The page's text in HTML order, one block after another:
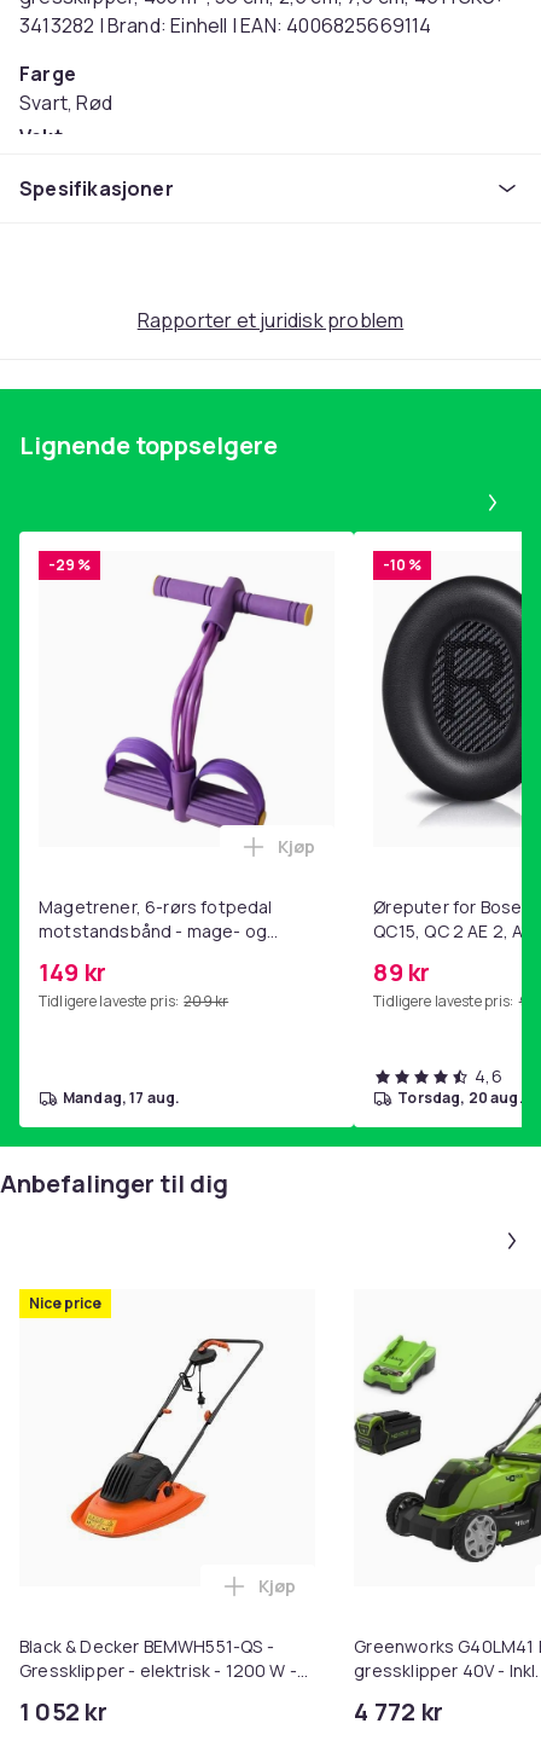
3413282 | Brand: Einhell | EAN: 4006825669114
Farge
Svart, Rød
Vekt
Artikkel nr.
Spesifikasjoner
Rapporter et juridisk problem
Lignende toppselgere
-29 %
Magetrener, 6-rørs fotpedal
motstandsbånd - mage- og
hjemmegymnastikk Purple
149 kr
Tidligere laveste pris: 209 kr
Legg Magetrener, 6-rørs
Kjøp
mandag, 17 aug.
-10 %
Øreputer for Bose
QC15, QC 2 AE 2, AE
89 kr
Tidligere laveste pris: 99
4,6
torsdag, 20 aug.
Anbefalinger til dig
Nice price
Black & Decker BEMWH551-QS -
Gressklipper - elektrisk - 1200 W -
1 052 kr
Legg Black & Decker
Kjøp
Greenworks
gressklipper 40V -
4 772 kr